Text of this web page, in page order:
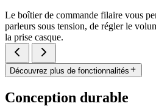
Le boîtier de commande filaire vous
parleurs sous tension, de régler le
la prise casque.
Découvrez plus de fonctionnalités
Conception durable